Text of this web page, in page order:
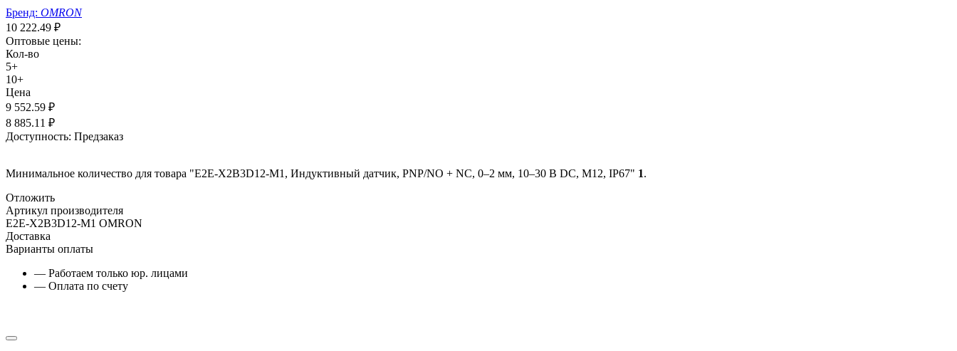
Бренд: OMRON
10 222.49 ₽
Оптовые цены:
Кол-во
5+
10+
Цена
9 552.59 ₽
8 885.11 ₽
Доступность: Предзаказ
Минимальное количество для товара "E2E-X2B3D12-M1, Индуктивный датчик, PNP/NO + NC, 0–2 мм, 10–30 В DC, М12, IP67" 1.
Отложить
Артикул производителя
E2E-X2B3D12-M1 OMRON
Доставка
Варианты оплаты
— Работаем только юр. лицами
— Оплата по счету